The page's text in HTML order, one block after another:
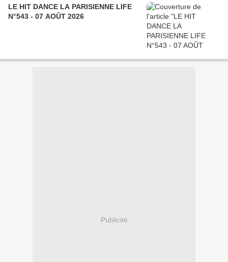
LE HIT DANCE LA PARISIENNE LIFE
N°543 - 07 AOÛT 2026
Publicité